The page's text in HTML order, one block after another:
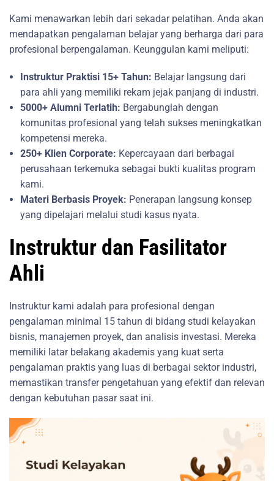
Kami menawarkan lebih dari sekadar pelatihan. Anda akan
mendapatkan pengalaman belajar yang berharga dari para
profesional berpengalaman. Keunggulan kami meliputi:
Instruktur Praktisi 15+ Tahun: Belajar langsung dari
para ahli yang memiliki rekam jejak panjang di industri.
5000+ Alumni Terlatih: Bergabunglah dengan
komunitas profesional yang telah sukses meningkatkan
kompetensi mereka.
250+ Klien Corporate: Kepercayaan dari berbagai
perusahaan terkemuka sebagai bukti kualitas program
kami.
Materi Berbasis Proyek: Penerapan langsung konsep
yang dipelajari melalui studi kasus nyata.
Instruktur dan Fasilitator
Ahli
Instruktur kami adalah para profesional dengan
pengalaman minimal 15 tahun di bidang studi kelayakan
bisnis, manajemen proyek, dan analisis investasi. Mereka
memiliki latar belakang akademis yang kuat serta
pengalaman praktis yang luas di berbagai sektor industri,
memastikan transfer pengetahuan yang efektif dan relevan
dengan kebutuhan pasar saat ini.